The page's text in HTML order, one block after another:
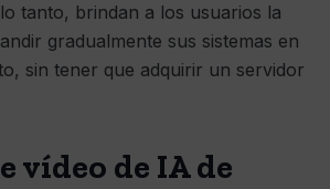
tanto, brindan a los usuarios la
gradualmente sus sistemas en
sin tener que adquirir un servidor
vídeo de IA de